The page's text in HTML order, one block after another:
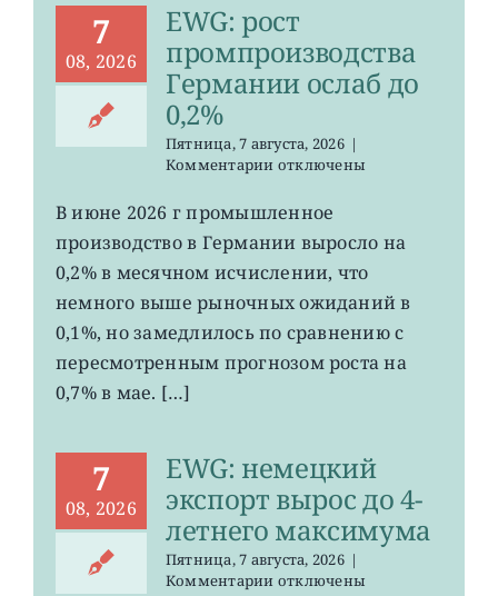
7
08, 2026
EWG: рост
промпроизводства
Германии ослаб до
0,2%
Пятница, 7 августа, 2026 |
Комментариик
EWG:
рост
промпроизводства
Германии
до
0,2%
отключены
В июне 2026 г промышленное
производство в Германии выросло на
0,2% в месячном исчислении, что
немного выше рыночных ожиданий в
0,1%, но замедлилось по сравнению с
пересмотренным прогнозом роста на
0,7% в мае. […]
7
08, 2026
EWG: немецкий
экспорт вырос до 4-
летнего максимума
Пятница, 7 августа, 2026 |
Комментариикотключены